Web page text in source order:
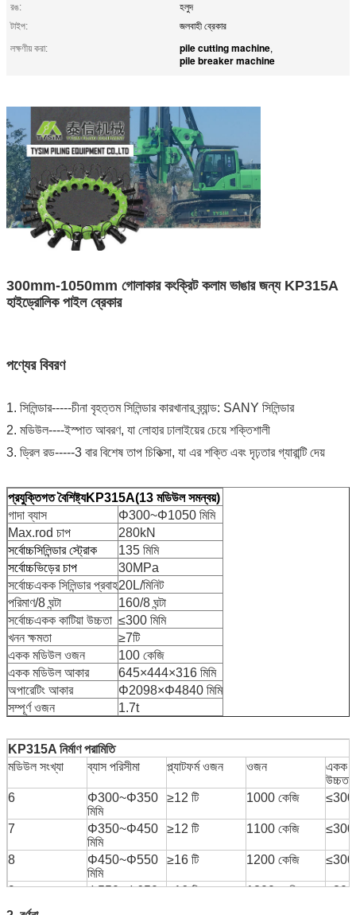
রঙ:
হলুদ
টাইপ:
জলবাহী ব্রেকার
লক্ষণীয় করা:
pile cutting machine,
pile breaker machine
300mm-1050mm গোলাকার কংক্রিট কলাম ভাঙার জন্য KP315A
হাইড্রোলিক পাইল ব্রেকার
পণ্যের বিবরণ
1. সিলিন্ডার-----চীনা বৃহত্তম সিলিন্ডার কারখানার ব্র্যান্ড: SANY সিলিন্ডার
2. মডিউল----ইস্পাত আবরণ, যা লোহার ঢালাইয়ের চেয়ে শক্তিশালী
3. ড্রিল রড-----3 বার বিশেষ তাপ চিকিত্সা, যা এর শক্তি এবং দৃঢ়তার গ্যারান্টি দেয়
প্রযুক্তিগত বৈশিষ্ট্যKP315A(13 মডিউল সমন্বয়)
গাদা ব্যাস
Φ300~Φ1050 মিমি
Max.rod চাপ
280kN
সর্বোচ্চসিলিন্ডার স্ট্রোক
135 মিমি
সর্বোচ্চভিড়ের চাপ
30MPa
সর্বোচ্চএকক সিলিন্ডার প্রবাহ20L/মিনিট
পরিমাণ/8 ঘন্টা
160/8 ঘন্টা
সর্বোচ্চএকক কাটিয়া উচ্চতা ≤300 মিমি
খনন ক্ষমতা
≥7টি
একক মডিউল ওজন
100 কেজি
একক মডিউল আকার
645×444×316 মিমি
অপারেটিং আকার
Φ2098×Φ4840 মিমি
সম্পূর্ণ ওজন
1.7t
KP315A নির্মাণ পরামিতি
মডিউল সংখ্যা
ব্যাস পরিসীমা প্ল্যাটফর্ম ওজন ওজন
একক
উচ্চতা
6
Φ300~Φ350
মিমি
≥12 টি 1000 কেজি ≤300
7
Φ350~Φ450
মিমি
≥12 টি 1100 কেজি ≤300
8
Φ450~Φ550
মিমি
≥16 টি 1200 কেজি ≤300
9
Φ550~Φ650
≥16 টি 1300 কেজি
≤300